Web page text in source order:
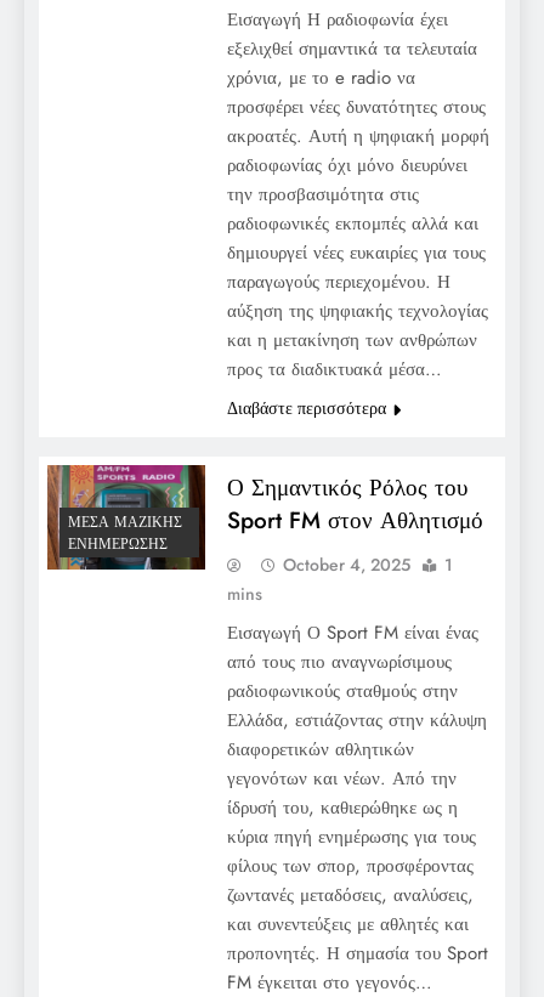
Εισαγωγή Η ραδιοφωνία έχει
εξελιχθεί σημαντικά τα τελευταία
χρόνια, με το e radio να
προσφέρει νέες δυνατότητες στους
ακροατές. Αυτή η ψηφιακή μορφή
ραδιοφωνίας όχι μόνο διευρύνει
την προσβασιμότητα στις
ραδιοφωνικές εκπομπές αλλά και
δημιουργεί νέες ευκαιρίες για τους
παραγωγούς περιεχομένου. Η
αύξηση της ψηφιακής τεχνολογίας
και η μετακίνηση των ανθρώπων
προς τα διαδικτυακά μέσα…
Διαβάστε περισσότερα
ΜΈΣΑ ΜΑΖΙΚΉΣ
ΕΝΗΜΈΡΩΣΗΣ
Ο Σημαντικός Ρόλος του
Sport FM στον Αθλητισμό
October 4, 2025
1
mins
Εισαγωγή Ο Sport FM είναι ένας
από τους πιο αναγνωρίσιμους
ραδιοφωνικούς σταθμούς στην
Ελλάδα, εστιάζοντας στην κάλυψη
διαφορετικών αθλητικών
γεγονότων και νέων. Από την
ίδρυσή του, καθιερώθηκε ως η
κύρια πηγή ενημέρωσης για τους
φίλους των σπορ, προσφέροντας
ζωντανές μεταδόσεις, αναλύσεις,
και συνεντεύξεις με αθλητές και
προπονητές. Η σημασία του Sport
FM έγκειται στο γεγονός…